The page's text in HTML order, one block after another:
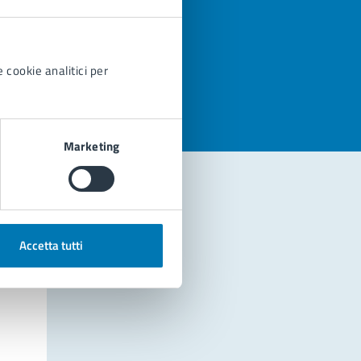
cookie analitici per
Marketing
Accetta tutti